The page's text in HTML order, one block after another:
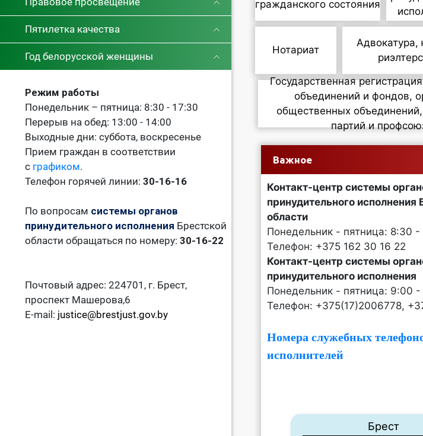
Пятилетка качества
Год белорусской женщины
Режим работы
Понедельник – пятница: 8:30 - 17:30
Перерыв на обед: 13:00 - 14:00
Выходные дни: суббота, воскресенье
Прием граждан в соответствии
с графиком.
Телефон горячей линии: 30-16-16
По вопросам системы органов
принудительного исполнения Брестской
области обращаться по номеру: 30-16-22
Почтовый адрес: 224701, г. Брест,
проспект Машерова,6
E-mail: justice@brestjust.gov.by
гражданского состояния
Нотариат
Адвокатура,
Государственная
объединений и фондов,
общественных объединений,
партий и
Важное
Контакт-центр системы
принудительного исполнения
области
Понедельник - пятница: 8:30 -
Телефон: +375 162 30 16 22
Контакт-центр системы
принудительного исполнения
Понедельник - пятница: 9:00 -
Телефон: +375(17)2006778,
Номера служебных
исполнителей
Брест